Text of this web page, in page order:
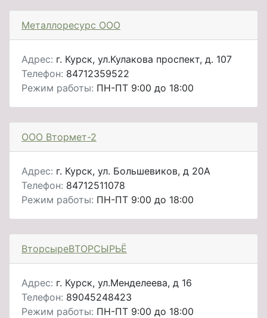
Металлоресурс ООО
Адрес: г. Курск, ул.Кулакова проспект, д. 107
Телефон: 84712359522
Режим работы: ПН-ПТ 9:00 до 18:00
ООО Втормет-2
Адрес: г. Курск, ул. Большевиков, д 20А
Телефон: 84712511078
Режим работы: ПН-ПТ 9:00 до 18:00
ВторсыреВТОРСЫРЬЁ
Адрес: г. Курск, ул.Менделеева, д 16
Телефон: 89045248423
Режим работы: ПН-ПТ 9:00 до 18:00